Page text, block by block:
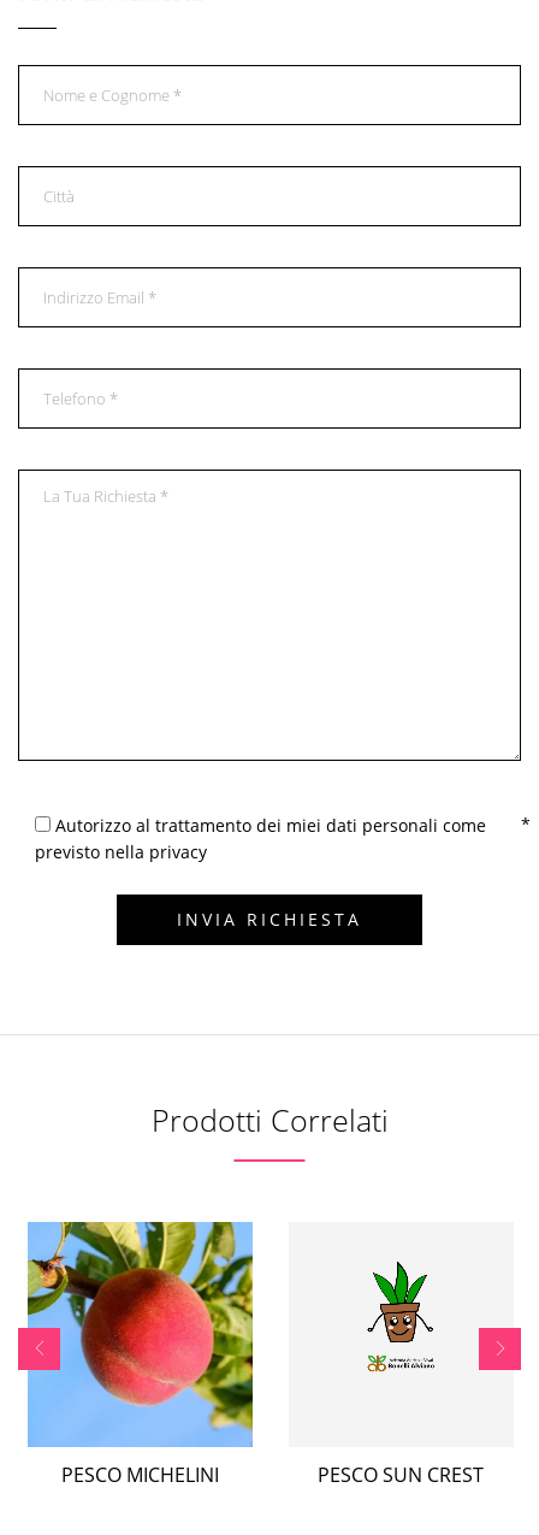
Autorizzo al trattamento dei miei dati personali come
previsto nella privacy
Prodotti Correlati
PESCO MICHELINI PESCO SUN CREST